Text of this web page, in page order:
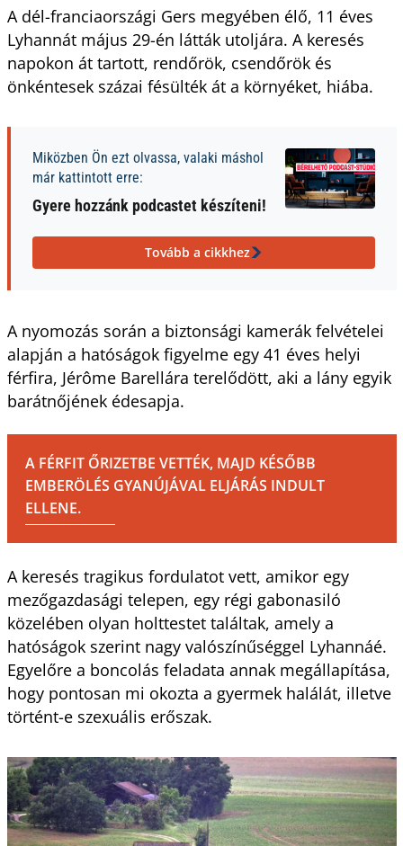
A dél-franciaországi Gers megyében élő, 11 éves
Lyhannát május 29-én látták utoljára. A keresés
napokon át tartott, rendőrök, csendőrök és
önkéntesek százai fésülték át a környéket, hiába.
Miközben Ön ezt olvassa, valaki máshol
már kattintott erre:
Gyere hozzánk podcastet készíteni!
Tovább a cikkhez
A nyomozás során a biztonsági kamerák felvételei
alapján a hatóságok figyelme egy 41 éves helyi
férfira, Jérôme Barellára terelődött, aki a lány egyik
barátnőjének édesapja.
A FÉRFIT ŐRIZETBE VETTÉK, MAJD KÉSŐBB
EMBERÖLÉS GYANÚJÁVAL ELJÁRÁS INDULT
ELLENE.
A keresés tragikus fordulatot vett, amikor egy
mezőgazdasági telepen, egy régi gabonasiló
közelében olyan holttestet találtak, amely a
hatóságok szerint nagy valószínűséggel Lyhannáé.
Egyelőre a boncolás feladata annak megállapítása,
hogy pontosan mi okozta a gyermek halálát, illetve
történt-e szexuális erőszak.